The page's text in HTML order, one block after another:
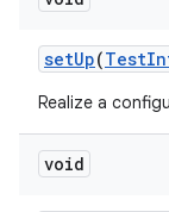
setUp(Test
Realize a
void